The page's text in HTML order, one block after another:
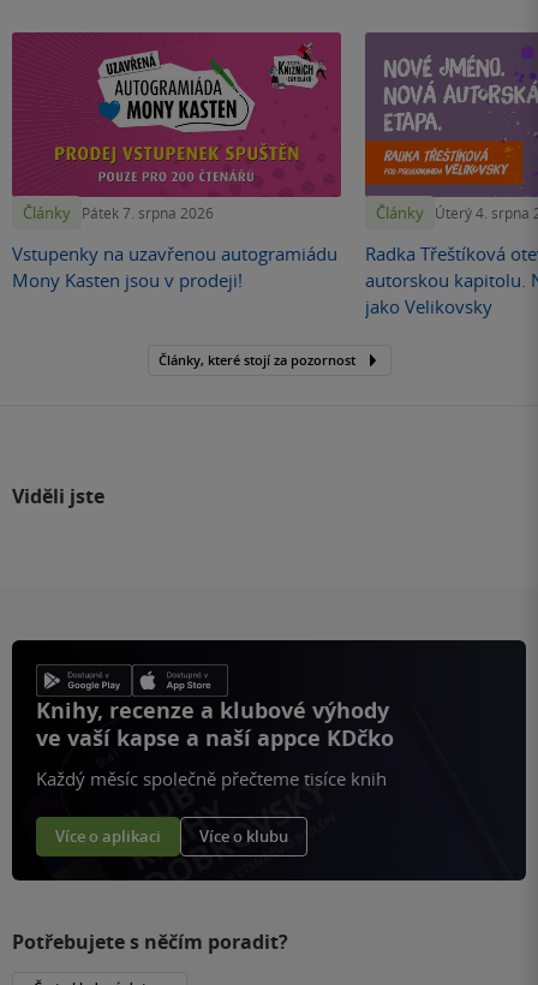
Články Pátek 7. srpna 2026
Vstupenky na uzavřenou autogramiádu
Mony Kasten jsou v prodeji!
Články Úterý 4. srpna
Radka Třeštíková
autorskou kapitolu.
jako Velikovsky
Články, které stojí za pozornost
Viděli jste
Knihy, recenze a klubové výhody
ve vaší kapse a naší appce KDčko
Každý měsíc společně přečteme tisíce knih
Více o aplikaci Více o klubu
Potřebujete s něčím poradit?